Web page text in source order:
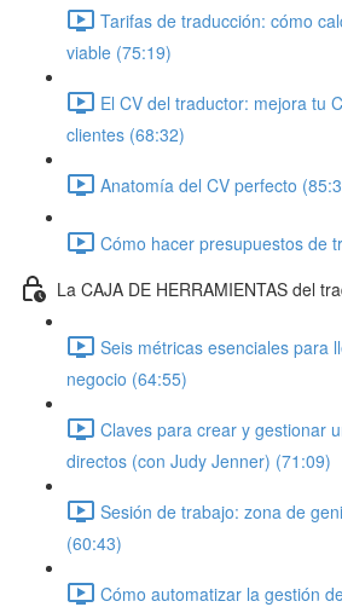
Tarifas de traducción: cómo
viable (75:19)
El CV del traductor: mejora tu
clientes (68:32)
Anatomía del CV perfecto
Cómo hacer presupuestos de
La CAJA DE HERRAMIENTAS del
Seis métricas esenciales para
negocio (64:55)
Claves para crear y gestionar
directos (con Judy Jenner) (71:09)
Sesión de trabajo: zona de
(60:43)
Cómo automatizar la gestión